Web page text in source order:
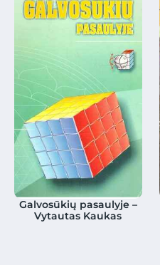
Galvosūkių pasaulyje –
Vytautas Kaukas